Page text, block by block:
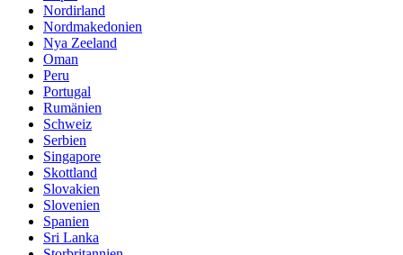
Nordirland
Nordmakedonien
Nya Zeeland
Oman
Peru
Portugal
Rumänien
Schweiz
Serbien
Singapore
Skottland
Slovakien
Slovenien
Spanien
Sri Lanka